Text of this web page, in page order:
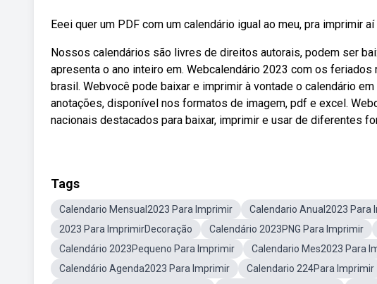
Eeei quer um PDF com um calendário igual ao meu, pra imprimir
Nossos calendários são livres de direitos autorais, podem ser
apresenta o ano inteiro em. Webcalendário 2023 com os
brasil. Webvocê pode baixar e imprimir à vontade o calendário
anotações, disponível nos formatos de imagem, pdf e excel.
nacionais destacados para baixar, imprimir e usar de diferentes
Tags
Calendario Mensual2023 Para Imprimir Calendario Anual2023 Para
2023 Para ImprimirDecoração
Calendário 2023PNG Para Imprimir
Calendário 2023Pequeno Para Imprimir
Calendario Mes2023 Para
Calendário Agenda2023 Para Imprimir
Calendario 224Para Imprimir